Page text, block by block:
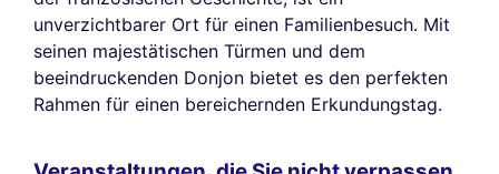
unverzichtbarer Ort für einen Familienbesuch. Mit
seinen majestätischen Türmen und dem
beeindruckenden Donjon bietet es den perfekten
Rahmen für einen bereichernden Erkundungstag.